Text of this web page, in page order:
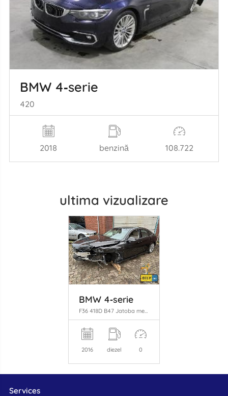
BMW 4‑serie
420
2018 benzină 108.722
ultima vizualizare
BMW 4‑serie
F36 418D B47 Jatoba metallic (B65)
2016 diezel 0
Services